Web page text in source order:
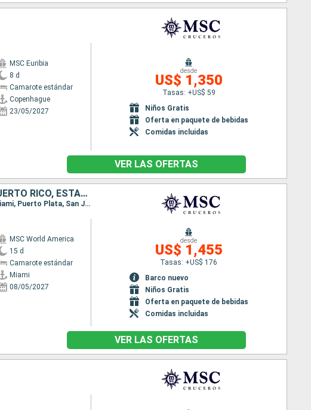
MSC Euribia
8 d
Camarote estándar
Copenhague
23/05/2027
desde
US$ 1,350
Tasas: +US$ 59
Niños Gratis
Oferta en paquete de bebidas
Comidas incluidas
VER LAS OFERTAS
HONDURAS, MÉXICO, BAHAMAS, REPÚBLICA DOMINICANA, PUERTO RICO, ESTADOS UNIDOS
Itinerario : Miami, Roatan, Costa Maya, Cozumel, Ocean cay MSC marine reserve, Miami, Puerto Plata, San Juan, Ocean cay MSC marine reserve, Miami
MSC World America
15 d
Camarote estándar
Miami
08/05/2027
desde
US$ 1,455
Tasas: +US$ 176
Barco nuevo
Niños Gratis
Oferta en paquete de bebidas
Comidas incluidas
VER LAS OFERTAS